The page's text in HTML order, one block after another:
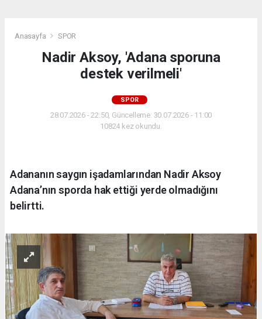
Anasayfa SPOR
Nadir Aksoy, 'Adana sporuna
destek verilmeli'
SPOR
28.07.2026 - 22:50, Güncelleme: 30.07.2026 - 11:00
10824 kez okundu.
Adananın saygın işadamlarından Nadir Aksoy
Adana’nın sporda hak ettiği yerde olmadığını
belirtti.